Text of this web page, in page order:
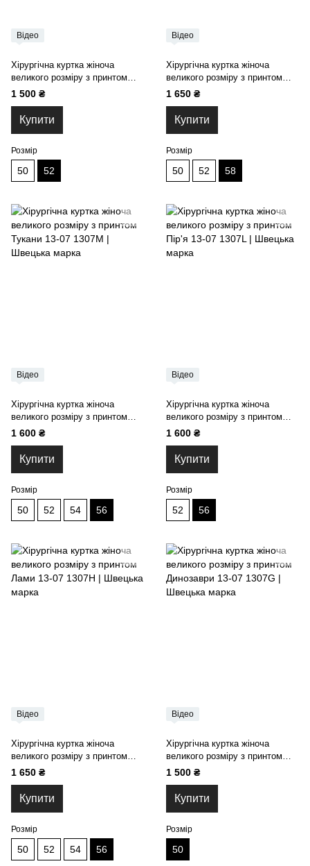
Відео
Хірургічна куртка жіноча
великого розміру з принтом
Зірки 13-07
1 500 ₴
Купити
Розмір
50 52
Відео
Хірургічна куртка жіноча
великого розміру з принтом
Леви 13-07
1 650 ₴
Купити
Розмір
50 52 58
Відео
Хірургічна куртка жіноча
великого розміру з принтом
Тукани 13-07
1 600 ₴
Купити
Розмір
50 52 54 56
Відео
Хірургічна куртка жіноча
великого розміру з принтом
Пір'я 13-07
1 600 ₴
Купити
Розмір
52 56
Відео
Хірургічна куртка жіноча
великого розміру з принтом
Лами 13-07
1 650 ₴
Купити
Розмір
50 52 54 56
Відео
Хірургічна куртка жіноча
великого розміру з принтом
Динозаври 13-07
1 500 ₴
Купити
Розмір
50